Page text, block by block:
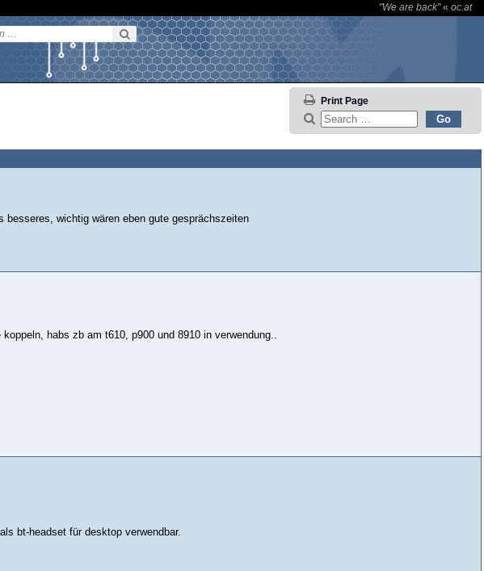
"We are back"« oc.at
Print Page
wichtig wären eben gute gesprächszeiten
habs zb am t610, p900 und 8910 in verwendung..
bt-headset für desktop verwendbar.